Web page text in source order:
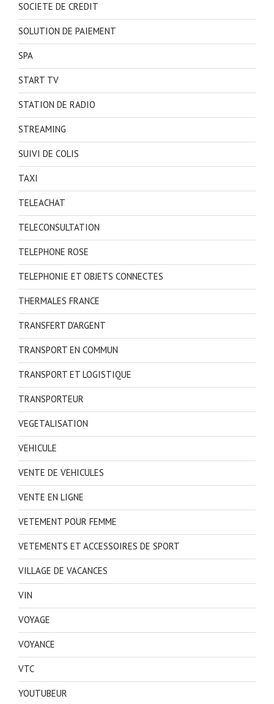
SOCIETE DE CREDIT
SOLUTION DE PAIEMENT
SPA
START TV
STATION DE RADIO
STREAMING
SUIVI DE COLIS
TAXI
TELEACHAT
TELECONSULTATION
TELEPHONE ROSE
TELEPHONIE ET OBJETS CONNECTES
THERMALES FRANCE
TRANSFERT D'ARGENT
TRANSPORT EN COMMUN
TRANSPORT ET LOGISTIQUE
TRANSPORTEUR
VEGETALISATION
VEHICULE
VENTE DE VEHICULES
VENTE EN LIGNE
VETEMENT POUR FEMME
VETEMENTS ET ACCESSOIRES DE SPORT
VILLAGE DE VACANCES
VIN
VOYAGE
VOYANCE
VTC
YOUTUBEUR